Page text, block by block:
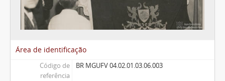
Área de identificação
Código de
referência
BR MGUFV 04.02.01.03.06.003